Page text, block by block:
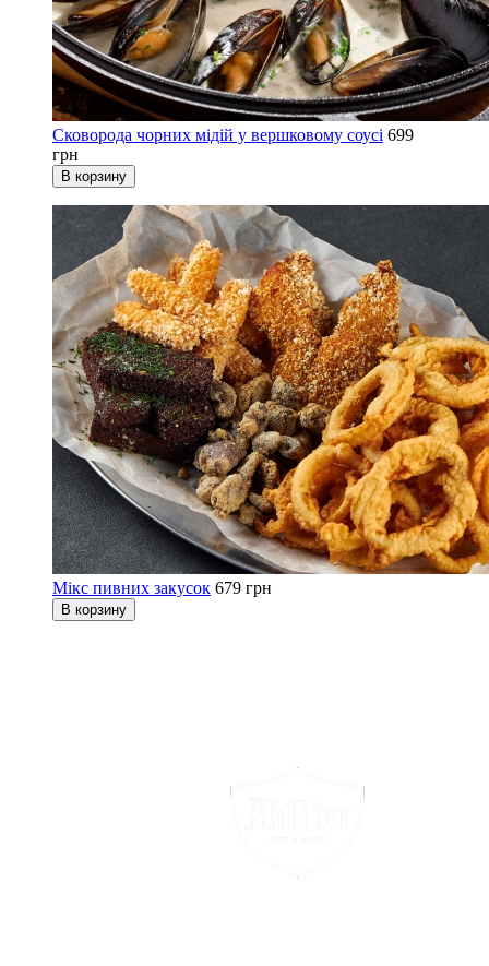
Сковорода чорних мідій у вершковому соусі 699
грн
В корзину
Мікс пивних закусок 679 грн
В корзину